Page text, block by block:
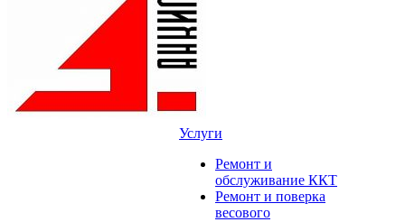
Услуги
Ремонт и
обслуживание ККТ
Ремонт и поверка
весового